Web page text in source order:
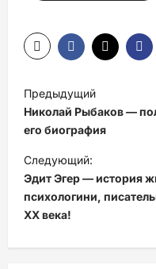
а
в
и
г
а
Предыдущий
Николай Рыбаков —
его биография
Следующий:
Эдит Эгер — история
психологини,
ХХ века!